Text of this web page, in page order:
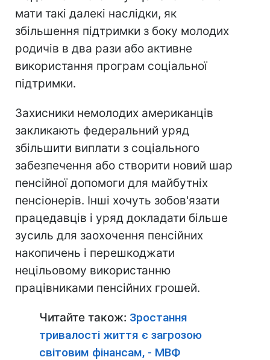
мати такі далекі наслідки, як
збільшення підтримки з боку молодих
родичів в два рази або активне
використання програм соціальної
підтримки.
Захисники немолодих американців
закликають федеральний уряд
збільшити виплати з соціального
забезпечення або створити новий шар
пенсійної допомоги для майбутніх
пенсіонерів. Інші хочуть зобов'язати
працедавців і уряд докладати більше
зусиль для заохочення пенсійних
накопичень і перешкоджати
нецільовому використанню
працівниками пенсійних грошей.
Читайте також: Зростання
тривалості життя є загрозою
світовим фінансам, - МВФ